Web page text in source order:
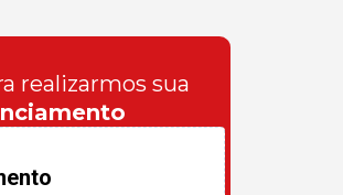
realizarmos sua